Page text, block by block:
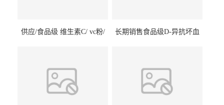
供应/食品级 维生素C/ vc粉/
长期销售食品级D-异抗坏血